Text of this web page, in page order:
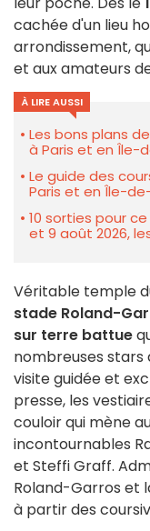
cachée d'un lieu
arrondissement,
et aux amateurs
À LIRE AUSSI
Les bons plans
à Paris et en Île-
Le guide des
Paris et en Île-
10 sorties pour
et 9 août 2026,
Véritable temple
stade Roland-
sur terre battue
nombreuses stars
visite guidée et
presse, les
couloir qui mène
incontournables
et Steffi Graff.
Roland-Garros et
à partir des